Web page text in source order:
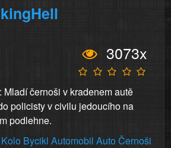
3073x
Mladí černoši v kradenem autě
policisty v civilu jedoucího na
podlehne.
Kolo Bycikl Automobil AutoČernoši